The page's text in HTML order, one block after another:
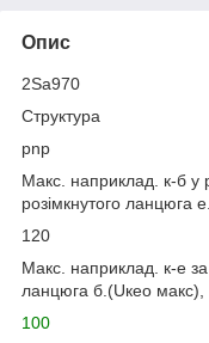
Опис
2Sa970
Структура
pnp
Макс. наприклад. к-б у
розімкнутого ланцюга
120
Макс. наприклад. к-е
ланцюга б.(Uкео макс),
100